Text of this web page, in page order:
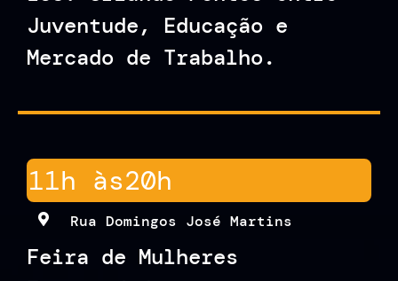
Juventude, Educação e
Mercado de Trabalho.
11h às20h
Rua Domingos José Martins
Feira de Mulheres